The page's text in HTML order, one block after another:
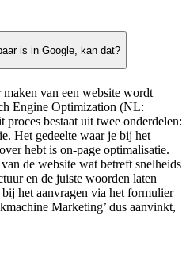
is in Google, kan dat?
van een website wordt
Engine Optimization (NL:
bestaat uit twee onderdelen:
Het gedeelte waar je bij het
hebt is on-page optimalisatie.
de website wat betreft snelheids
en de juiste woorden laten
het aanvragen via het formulier
Marketing’ dus aanvinkt,